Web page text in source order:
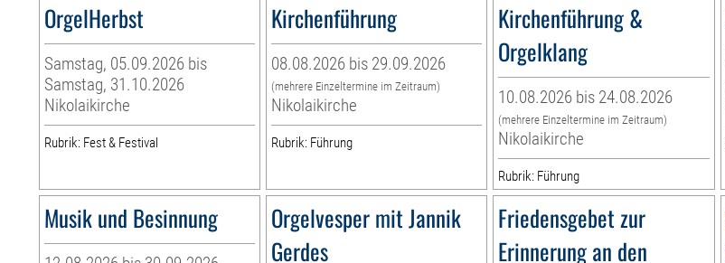
OrgelHerbst
Samstag, 05.09.2026 bis
Samstag, 31.10.2026
Nikolaikirche
Rubrik: Fest & Festival
Kirchenführung
08.08.2026 bis 29.09.2026
(mehrere Einzeltermine im Zeitraum)
Nikolaikirche
Rubrik: Führung
Kirchenführung &
Orgelklang
10.08.2026 bis 24.08.2026
(mehrere Einzeltermine im Zeitraum)
Nikolaikirche
Rubrik: Führung
Musik und Besinnung
Orgelvesper mit Jannik
Gerdes
Friedensgebet zur
Erinnerung an den